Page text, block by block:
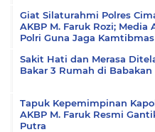
Giat Silaturahmi Polres
AKBP M. Faruk Rozi;
Polri Guna Jaga
Sakit Hati dan Merasa
Bakar 3 Rumah di Babakan
Tapuk Kepemimpinan
AKBP M. Faruk Resmi
Putra